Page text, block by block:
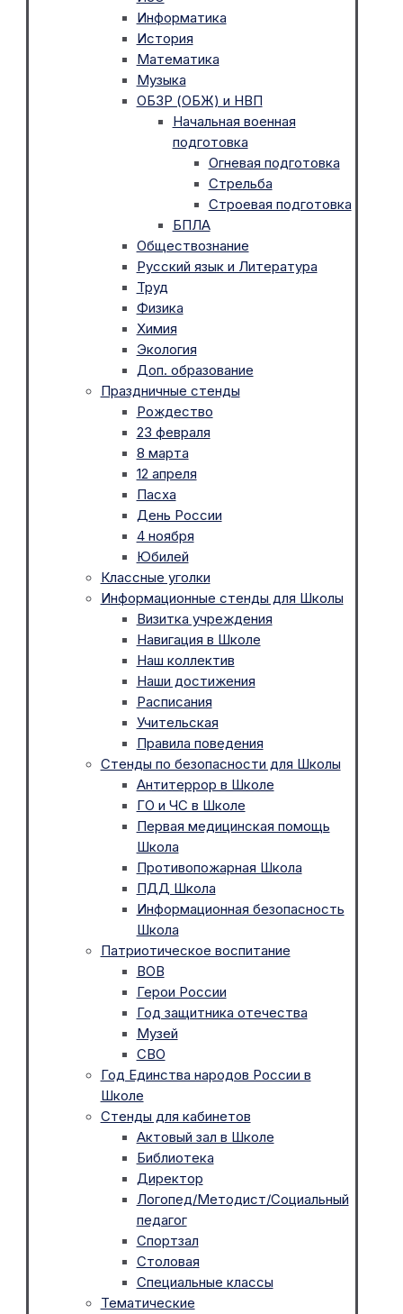
Информатика
История
Математика
Музыка
ОБЗР (ОБЖ) и НВП
Начальная военная
подготовка
Огневая подготовка
Стрельба
Строевая подготовка
БПЛА
Обществознание
Русский язык и Литература
Труд
Физика
Химия
Экология
Доп. образование
Праздничные стенды
Рождество
23 февраля
8 марта
12 апреля
Пасха
День России
4 ноября
Юбилей
Классные уголки
Информационные стенды для Школы
Визитка учреждения
Навигация в Школе
Наш коллектив
Наши достижения
Расписания
Учительская
Правила поведения
Стенды по безопасности для Школы
Антитеррор в Школе
ГО и ЧС в Школе
Первая медицинская помощь
Школа
Противопожарная Школа
ПДД Школа
Информационная безопасность
Школа
Патриотическое воспитание
ВОВ
Герои России
Год защитника отечества
Музей
СВО
Год Единства народов России в
Школе
Стенды для кабинетов
Актовый зал в Школе
Библиотека
Директор
Логопед/Методист/Социальный
педагог
Спортзал
Столовая
Специальные классы
Тематические